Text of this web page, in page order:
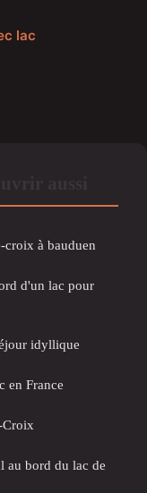
lac
croix à bauduen
d'un lac pour
idyllique
en France
Croix
au bord du lac de